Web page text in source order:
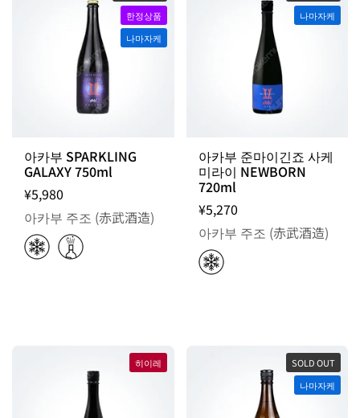
아카부 SPARKLING
GALAXY 750ml
¥5,980
아카부 주조 (赤武酒造)
한정상품
나마자케
아카부 준마이긴죠 사케
미라이 NEWBORN
720ml
¥5,270
아카부 주조 (赤武酒造)
나마자케
히이레
SOLD OUT
나마자케